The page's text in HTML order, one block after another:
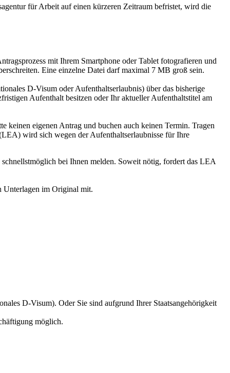
für Arbeit auf einen kürzeren Zeitraum befristet, wird die
mit Ihrem Smartphone oder Tablet fotografieren und
Eine einzelne Datei darf maximal 7 MB groß sein.
D-Visum oder Aufenthaltserlaubnis) über das bisherige
Aufenthalt besitzen oder Ihr aktueller Aufenthaltstitel am
keinen eigenen Antrag und buchen auch keinen Termin. Tragen
wird sich wegen der Aufenthaltserlaubnisse für Ihre
bei Ihnen melden. Soweit nötig, fordert das LEA
Unterlagen im Original mit.
D-Visum). Oder Sie sind aufgrund Ihrer Staatsangehörigkeit
möglich.